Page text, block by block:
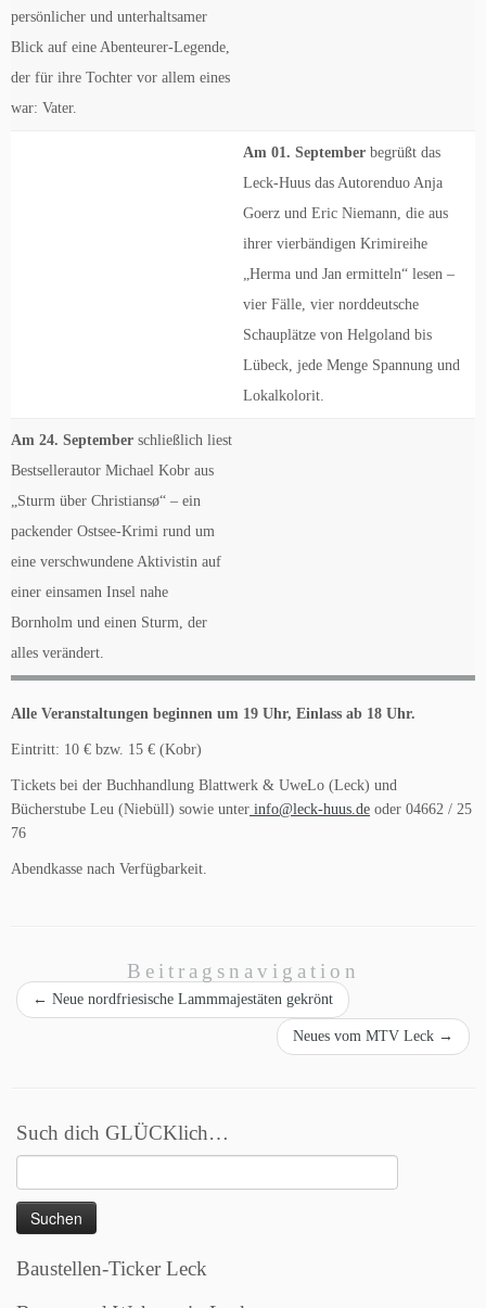
persönlicher und unterhaltsamer
Blick auf eine Abenteurer-Legende,
der für ihre Tochter vor allem eines
war: Vater.
Am 01. September begrüßt das
Leck-Huus das Autorenduo Anja
Goerz und Eric Niemann, die aus
ihrer vierbändigen Krimireihe
„Herma und Jan ermitteln“ lesen –
vier Fälle, vier norddeutsche
Schauplätze von Helgoland bis
Lübeck, jede Menge Spannung und
Lokalkolorit.
Am 24. September schließlich liest
Bestsellerautor Michael Kobr aus
„Sturm über Christiansø“ – ein
packender Ostsee-Krimi rund um
eine verschwundene Aktivistin auf
einer einsamen Insel nahe
Bornholm und einen Sturm, der
alles verändert.
Alle Veranstaltungen beginnen um 19 Uhr, Einlass ab 18 Uhr.
Eintritt: 10 € bzw. 15 € (Kobr)
Tickets bei der Buchhandlung Blattwerk & UweLo (Leck) und
Bücherstube Leu (Niebüll) sowie unter info@leck-huus.de oder 04662 / 25
76
Abendkasse nach Verfügbarkeit.
Beitragsnavigation
← Neue nordfriesische Lammmajestäten gekrönt
Neues vom MTV Leck →
Such dich GLÜCKlich…
nach:
Baustellen-Ticker Leck